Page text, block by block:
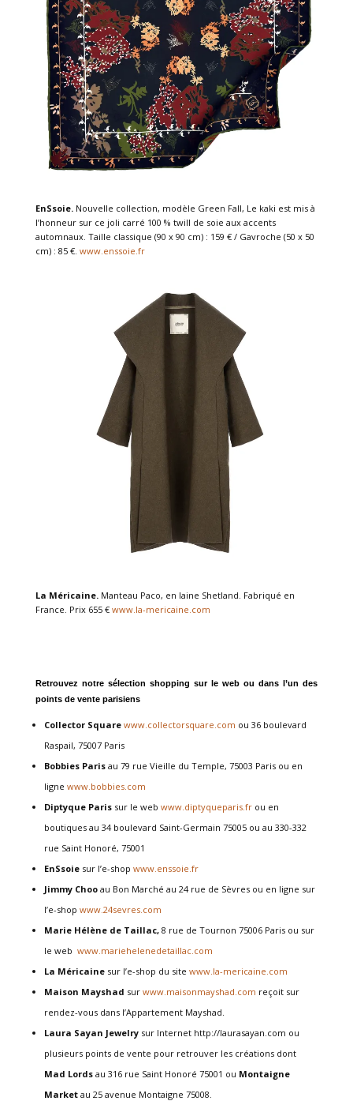
EnSsoie. Nouvelle collection, modèle Green Fall, Le kaki est mis à
l’honneur sur ce joli carré 100 % twill de soie aux accents
automnaux. Taille classique (90 x 90 cm) : 159 € / Gavroche (50 x 50
cm) : 85 €. www.enssoie.fr
La Méricaine. Manteau Paco, en laine Shetland. Fabriqué en
France. Prix 655 € www.la-mericaine.com
Retrouvez notre sélection shopping sur le web ou dans l’un des
points de vente parisiens
Collector Square www.collectorsquare.com ou 36 boulevard
Raspail, 75007 Paris
Bobbies Parisau 79 rue Vieille du Temple, 75003 Paris ou en
ligne www.bobbies.com
Diptyque Parissur le web www.diptyqueparis.frou en
boutiques au 34 boulevard Saint-Germain 75005 ou au 330-332
rue Saint Honoré, 75001
EnSsoie sur l’e-shop www.enssoie.fr
Jimmy Chooau Bon Marché au 24 rue de Sèvres ou en ligne sur
l’e-shop www.24sevres.com
Marie Hélène de Taillac, 8 rue de Tournon 75006 Paris ou sur
le web www.mariehelenedetaillac.com
La Méricaine sur l’e-shop du site www.la-mericaine.com
Maison Mayshad sur www.maisonmayshad.com reçoit sur
rendez-vous dans l’Appartement Mayshad.
Laura Sayan Jewelry sur Internet http://laurasayan.com ou
plusieurs points de vente pour retrouver les créations dont
Mad Lords au 316 rue Saint Honoré 75001 ou Montaigne
Market au 25 avenue Montaigne 75008.